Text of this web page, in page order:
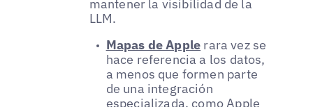
mantener la visibilidad de la
LLM.
Mapas de Apple rara vez se
hace referencia a los datos,
a menos que formen parte
de una integración
especializada, como Apple